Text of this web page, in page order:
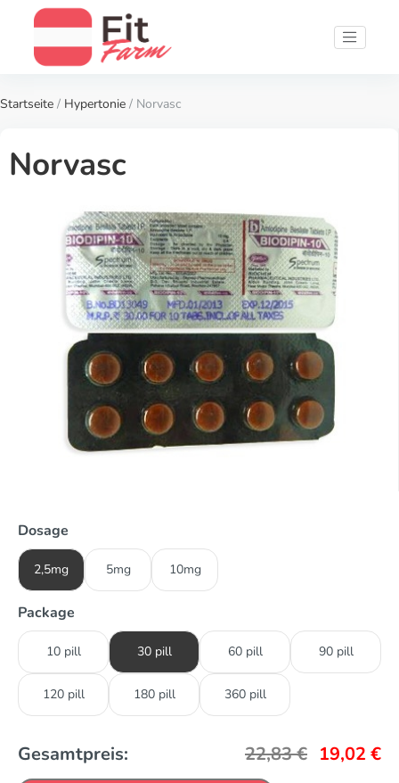
Startseite / Hypertonie / Norvasc
Norvasc
Dosage
2,5mg 5mg 10mg
Package
10 pill 30 pill 60 pill 90 pill
120 pill 180 pill 360 pill
Gesamtpreis: 22,83€ 19,02 €